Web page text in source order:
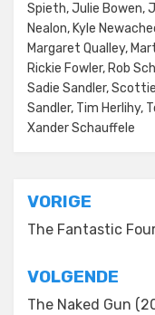
Spieth,Julie Bowen,
Nealon, Kyle
Margaret Qualley,
Rickie Fowler, Rob
Sadie Sandler,
Sandler, Tim Herlihy,
Xander Schauffele
Bericht
navigatie
VORIGE
The Fantastic
VOLGENDE
The Naked Gun